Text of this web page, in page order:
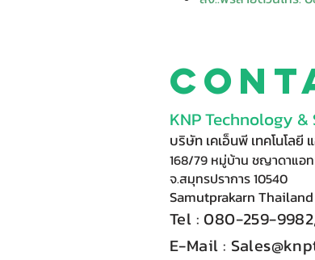
KNP Technology &
บริษัท เคเอ็นพี เทคโนโล
168/79 หมู่บ้าน ชญาดาแอ
จ.สมุทรปราการ 10540
Samutprakarn Thailand
Tel : 080-259-998
E-Mail :​